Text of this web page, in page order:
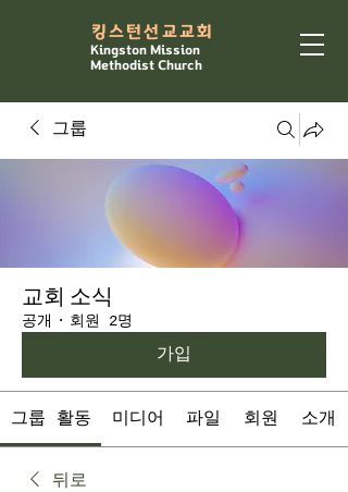
​킹스턴선교교회
Kingston Mission
Methodist Church
그룹
교회 소식
공개 · 회원 2명
가입
그룹 활동 미디어 파일 회원 소개
뒤로